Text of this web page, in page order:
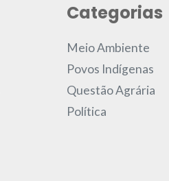
Categorias
Meio Ambiente
Povos Indígenas
Questão Agrária
Política